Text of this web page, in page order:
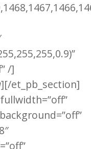
/]
et_pb_section]